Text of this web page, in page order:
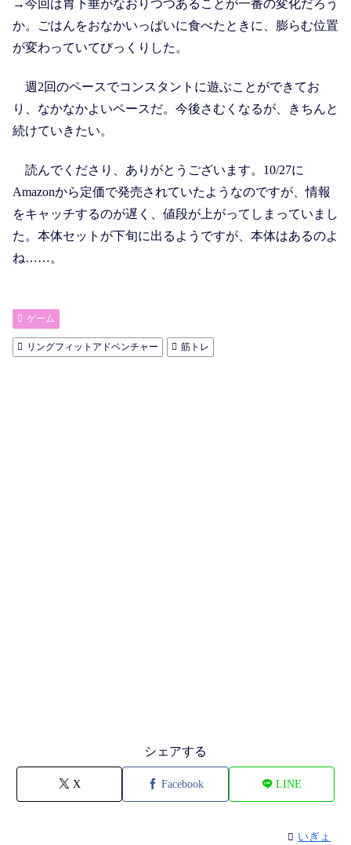
→今回は胃下垂がなおりつつあることが一番の変化だろう
か。ごはんをおなかいっぱいに食べたときに、膨らむ位置
が変わっていてびっくりした。
週2回のペースでコンスタントに遊ぶことができてお
り、なかなかよいペースだ。今後さむくなるが、きちんと
続けていきたい。
読んでくださり、ありがとうございます。10/27に
Amazonから定価で発売されていたようなのですが、情報
をキャッチするのが遅く、値段が上がってしまっていまし
た。本体セットが下旬に出るようですが、本体はあるのよ
ね……。
ゲーム
リングフィットアドベンチャー 筋トレ
シェアする
X Facebook LINE
いぎょ